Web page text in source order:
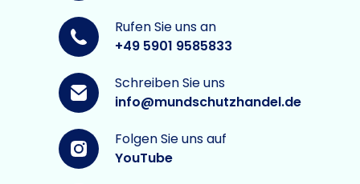
Rufen Sie uns an
+49 5901 9585833
Schreiben Sie uns
info@mundschutzhandel.de
Folgen Sie uns auf
YouTube